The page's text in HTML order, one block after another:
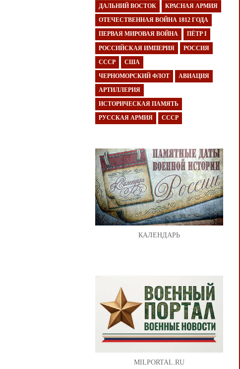
ДАЛЬНИЙ ВОСТОК КРАСНАЯ АРМИЯ
ОТЕЧЕСТВЕННАЯ ВОЙНА 1812 ГОДА
ПЕРВАЯ МИРОВАЯ ВОЙНА ПЁТР I
РОССИЙСКАЯ ИМПЕРИЯ РОССИЯ
СССР США
ЧЕРНОМОРСКИЙ ФЛОТ АВИАЦИЯ
АРТИЛЛЕРИЯ
ИСТОРИЧЕСКАЯ ПАМЯТЬ
РУССКАЯ АРМИЯ СССР
КАЛЕНДАРЬ
MILPORTAL.RU